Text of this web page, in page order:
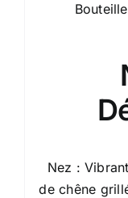
Nez :
de chêne